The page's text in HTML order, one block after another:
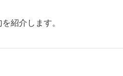
紹介します。